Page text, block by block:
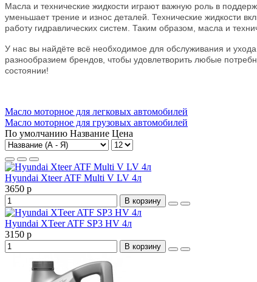
Масла и технические жидкости играют важную роль в
уменьшает трение и износ деталей. Технические жидкости
работу гидравлических систем. Таким образом, масла и
У нас вы найдёте всё необходимое для обслуживания и
разнообразием брендов, чтобы удовлетворить любые
состоянии!
Масло моторное для легковых автомобилей
Масло моторное для грузовых автомобилей
По умолчанию Название Цена
Hyundai Xteer ATF Multi V LV 4л
3650 р
В корзину
Hyundai XTeer ATF SP3 HV 4л
3150 р
В корзину